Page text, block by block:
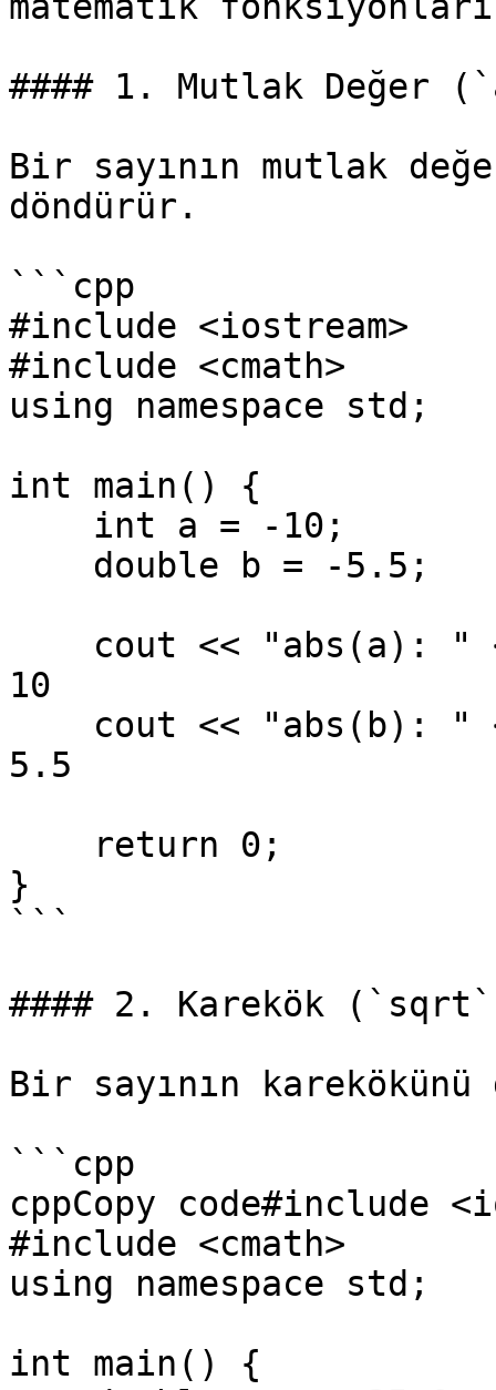
#### 1. Mutlak Değer
Bir sayının mutlak
döndürür.
```cpp
#include <iostream>
#include <cmath>
using namespace std;
int main() {
10
5.5
}
```
#### 2. Karekök
Bir sayının karekökünü
```cpp
cppCopy code#include
#include <cmath>
using namespace std;
int main() {